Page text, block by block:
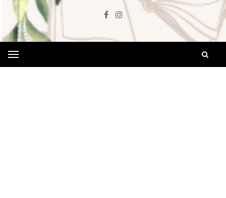
Facebook
Instagram